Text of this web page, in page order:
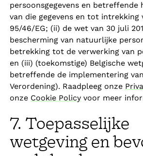
persoonsgegevens en betreffende
van die gegevens en tot intrekking
95/46/EG; (ii) de wet van 30 juli
bescherming van natuurlijke
betrekking tot de verwerking van
en (iii) (toekomstige) Belgische
betreffende de implementering
Verordening). Raadpleeg onze
onze Cookie Policy voor meer
7. Toepasselijke
wetgeving en